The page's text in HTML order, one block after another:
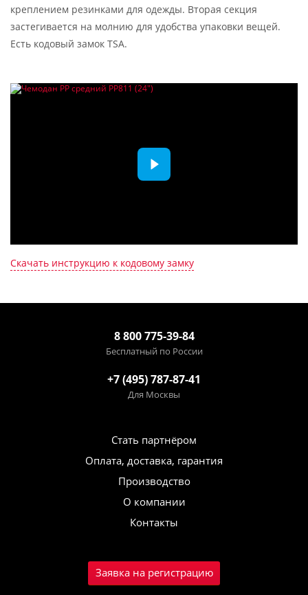
креплением резинками для одежды. Вторая секция
застегивается на молнию для удобства упаковки вещей.
Есть кодовый замок TSA.
Скачать инструкцию к кодовому замку
8 800 775-39-84
Бесплатный по России
+7 (495) 787-87-41
Для Москвы
Стать партнёром
Оплата, доставка, гарантия
Производство
О компании
Контакты
Заявка на регистрацию